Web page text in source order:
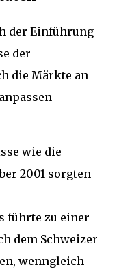
der Einführung
der
die Märkte an
wie die
2001 sorgten
führte zu einer
dem Schweizer
wenngleich